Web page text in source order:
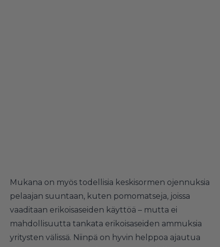
Mukana on myös todellisia keskisormen ojennuksia
pelaajan suuntaan, kuten pomomatseja, joissa
vaaditaan erikoisaseiden käyttöä – mutta ei
mahdollisuutta tankata erikoisaseiden ammuksia
yritysten välissä. Niinpä on hyvin helppoa ajautua